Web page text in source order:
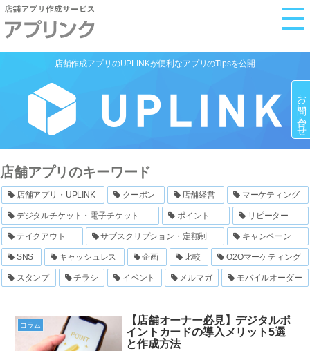
M
お問い合わせ
店舗作成アプリのUPLINKが便利なアプリのTipsを公開
店舗アプリのキーワード
店舗アプリ・UPLINK クーポン 店舗経営 マーケティング
デジタルチケット・電子チケット ポイント リピーター
テイクアウト サブスクリプション・定額制 キャンペーン
SNS キャッシュレス 企画 比較 O2Oマーケティング
スタンプ チラシ イベント メルマガ モバイルオーダー
コラム
【店舗オーナー必見】デジタルポ
イントカードの導入メリット5選
と作成方法